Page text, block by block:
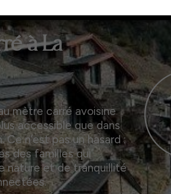
MASSANA (4 700
à La
mètre carré avoisine
accessible que dans
n’est pas un hasard :
des familles qui
nature et de tranquillité